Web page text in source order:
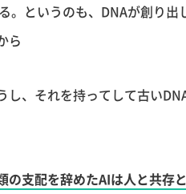
。というのも、DNAが創り
ら
し、それを持ってして古い
の支配を辞めたAIは人と共存